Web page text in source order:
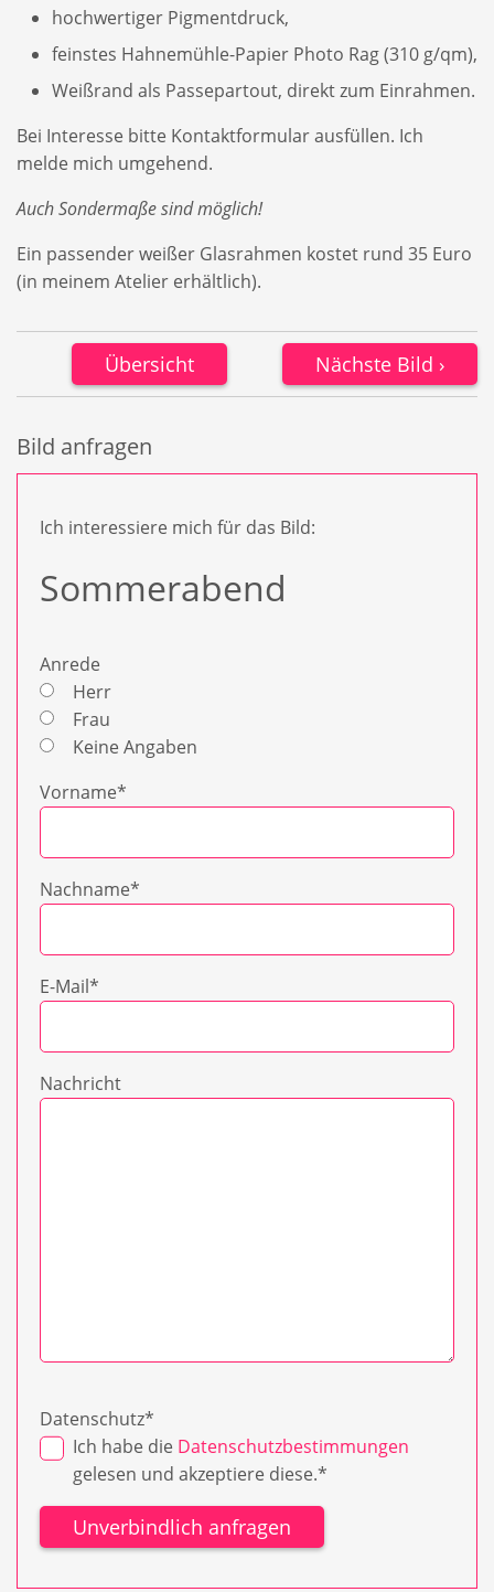
hochwertiger Pigmentdruck,
feinstes Hahnemühle-Papier Photo Rag (310 g/qm),
Weißrand als Passepartout, direkt zum Einrahmen.
Bei Interesse bitte Kontaktformular ausfüllen. Ich
melde mich umgehend.
Auch Sondermaße sind möglich!
Ein passender weißer Glasrahmen kostet rund 35 Euro
(in meinem Atelier erhältlich).
Übersicht Nächste Bild
Bild anfragen
Ich interessiere mich für das Bild:
Anrede
Herr
Frau
Keine Angaben
Vorname*
Nachname*
E-Mail*
Nachricht
Datenschutz*
Ich habe die Datenschutzbestimmungen
gelesen und akzeptiere diese.*